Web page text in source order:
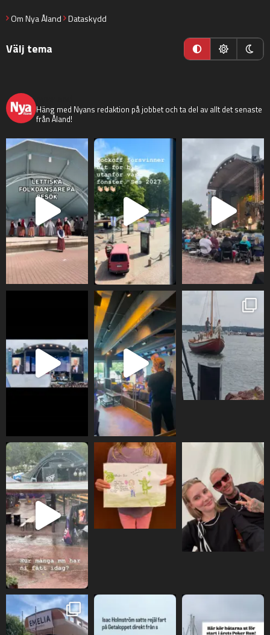
Om Nya Åland Dataskydd
Välj tema
Häng med Nyans redaktion på jobbet och ta del av allt det senaste
från Åland!